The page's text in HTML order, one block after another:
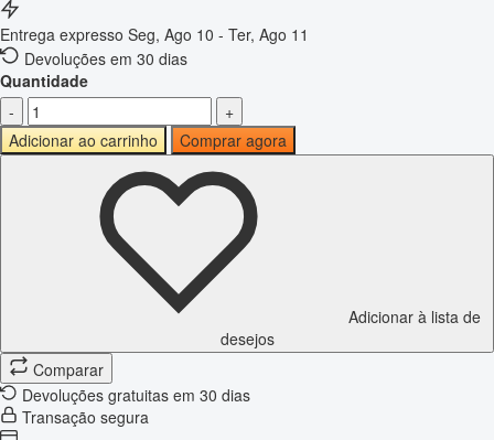
Entrega expresso Seg, Ago 10 - Ter, Ago 11
Devoluções em 30 dias
Quantidade
-
+
Adicionar ao carrinho
Comprar agora
Adicionar à lista de
desejos
Comparar
Devoluções gratuitas em 30 dias
Transação segura